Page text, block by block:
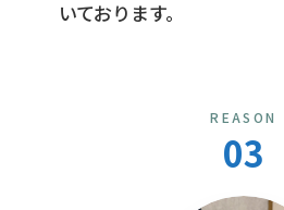
いております。
REASON
03